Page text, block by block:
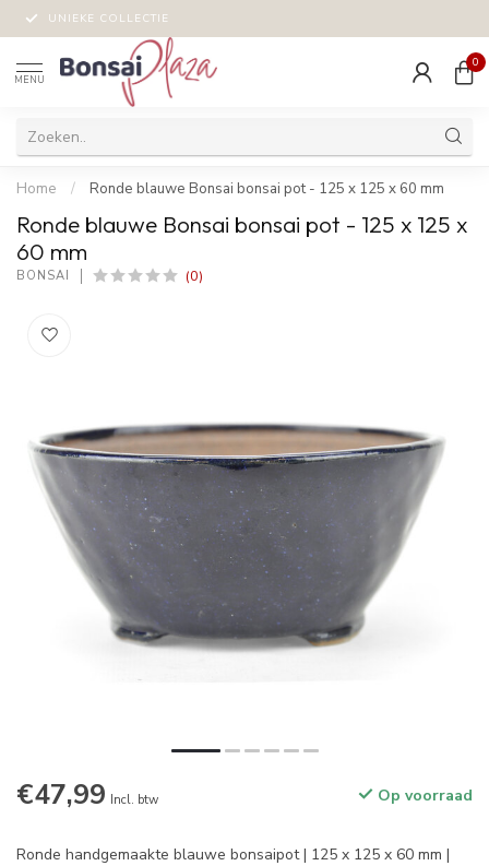
UNIEKE COLLECTIE
MENU
0
Home / Ronde blauwe Bonsai bonsai pot - 125 x 125 x 60 mm
Ronde blauwe Bonsai bonsai pot - 125 x 125 x
60 mm
BONSAI (0)
€47,99 Incl. btw Op voorraad
Ronde handgemaakte blauwe bonsaipot | 125 x 125 x 60 mm |